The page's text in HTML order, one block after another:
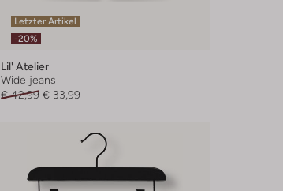
Letzter Artikel
-20%
Lil' Atelier
Wide jeans
€ 42,99 € 33,99